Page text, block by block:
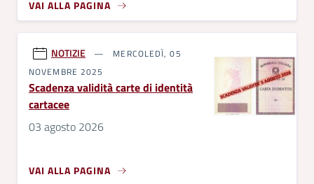
VAI ALLA PAGINA
NOTIZIE
MERCOLEDÌ, 05
NOVEMBRE 2025
Scadenza validità carte di identità
cartacee
03 agosto 2026
VAI ALLA PAGINA